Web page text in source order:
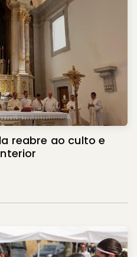
reabre ao culto e